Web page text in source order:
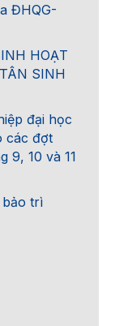
ĐHQG-
HOẠT
SINH
đại học
các đợt
9, 10 và 11
bảo trì